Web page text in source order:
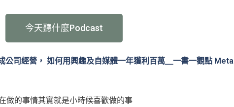
今天聽什麼Podcast
公司經營， 如何用興趣及自媒體一年獲利百萬＿一書一觀點 Meta
做的事情其實就是小時候喜歡做的事